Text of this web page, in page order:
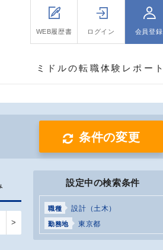
WEB履歴書 ログイン 会員登録
ミドルの転職体験レポート
条件の変更
>
設定中の検索条件
職種 設計（土木）
勤務地 東京都